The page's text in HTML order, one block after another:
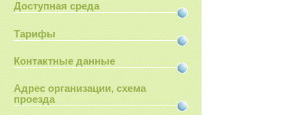
Доступная среда
Тарифы
Контактные данные
Адрес организации, схема
проезда